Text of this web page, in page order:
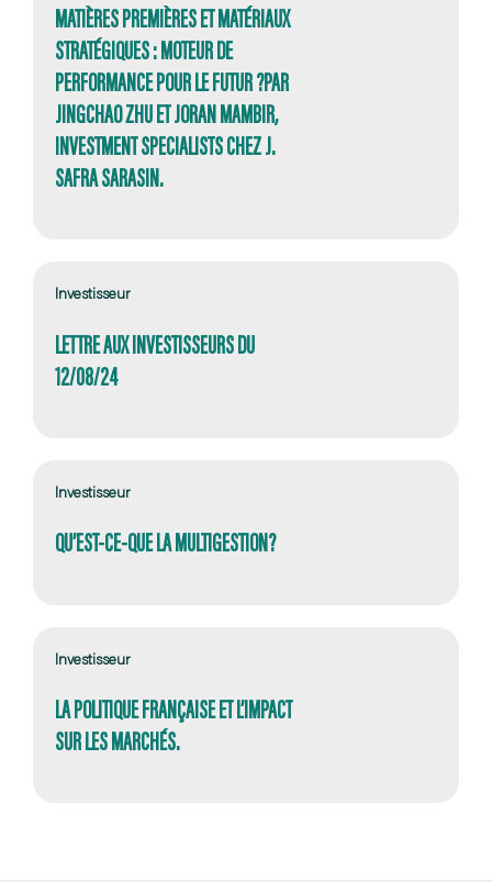
MATIÈRES PREMIÈRES ET MATÉRIAUX
STRATÉGIQUES : MOTEUR DE
PERFORMANCE POUR LE FUTUR ?PAR
JINGCHAO ZHU ET JORAN MAMBIR,
INVESTMENT SPECIALISTS CHEZ J.
SAFRA SARASIN.
Investisseur
LETTRE AUX INVESTISSEURS DU
12/08/24
Investisseur
QU’EST-CE-QUE LA MULTIGESTION?
Investisseur
LA POLITIQUE FRANÇAISE ET L’IMPACT
SUR LES MARCHÉS.